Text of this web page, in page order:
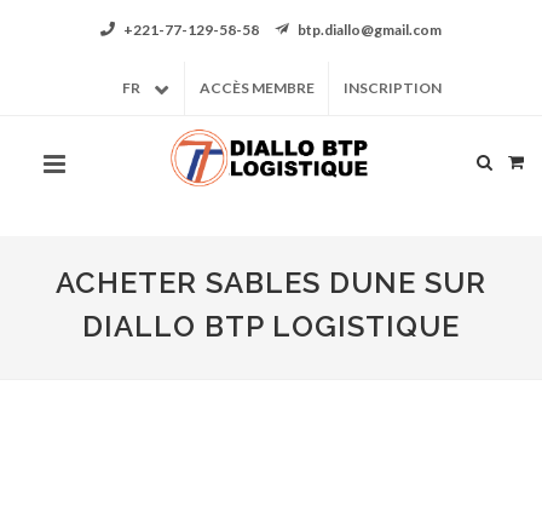
+221-77-129-58-58 btp.diallo@gmail.com
FR ACCÈS MEMBRE INSCRIPTION
ACHETER SABLES DUNE SUR
DIALLO BTP LOGISTIQUE